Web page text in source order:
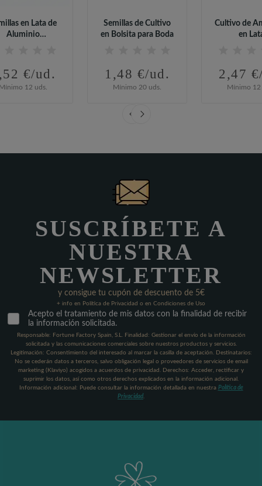
en Lata de
Aluminio
€/ud.
12 uds.
Semillas de Cultivo
en Bolsita para Boda
1,48 €/ud.
Mínimo 20 uds.
Cultivo de
en
2,47
Mínimo 12
SUSCRÍBETE A
NUESTRA
NEWSLETTER
y consigue tu cupón de descuento de 5€
+ info en Política de Privacidad o en Condiciones de Uso
Acepto el tratamiento de mis datos con la finalidad de recibir
la información solicitada.
Responsable: Fortune Factory Spain, S.L. Finalidad: Gestionar el envío de la información
solicitada y las comunicaciones comerciales sobre nuestros productos y servicios.
Legitimación: Consentimiento del interesado al marcar la casilla de aceptación. Destinatarios:
No se cederán datos a terceros, salvo obligación legal o proveedores de servicios de email
marketing (Klaviyo) acogidos a acuerdos de privacidad. Derechos: Acceder, rectificar y
suprimir los datos, así como otros derechos explicados en la información adicional.
Información adicional: Puede consultar la información detallada en nuestra Política de
Privacidad.